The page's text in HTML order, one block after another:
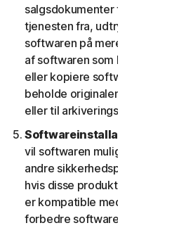
salgsdokumenter fra den
tjenesten fra, udtrykkeligt
softwaren på mere end en
af softwaren som backup eller
eller kopiere softwaren til
beholde originalen, dog kun
eller til arkiveringsformål.
Softwareinstallation.
vil softwaren muligvis
andre sikkerhedsprodukter/-
hvis disse produkter/tjenester
er kompatible med softwaren
forbedre softwarens